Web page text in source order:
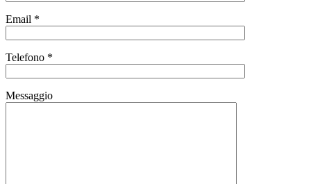
Email *
Telefono *
Messaggio